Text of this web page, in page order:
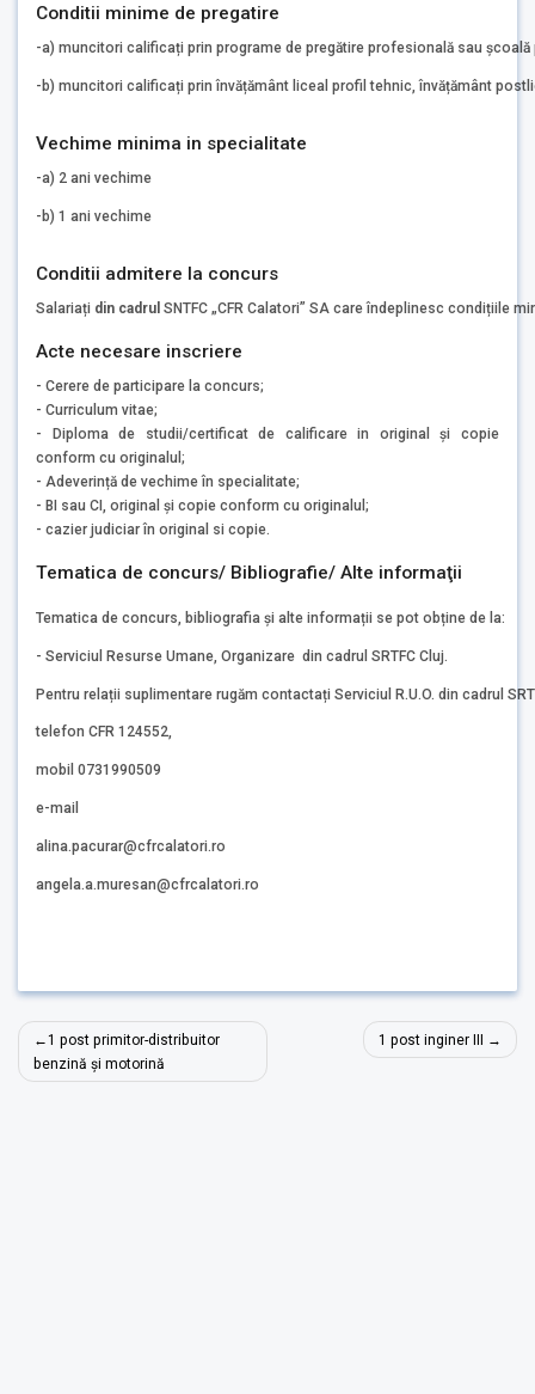
Conditii minime de pregatire
-a) muncitori calificați prin programe de pregătire profesională sau
-b) muncitori calificați prin învățământ liceal profil tehnic, învățământ
Vechime minima in specialitate
-a) 2 ani vechime
-b) 1 ani vechime
Conditii admitere la concurs
Salariați din cadrul SNTFC „CFR Calatori” SA care îndeplinesc condițiile
Acte necesare inscriere
- Cerere de participare la concurs;
- Curriculum vitae;
- Diploma de studii/certificat de calificare in original și copie
conform cu originalul;
- Adeverință de vechime în specialitate;
- BI sau CI, original și copie conform cu originalul;
- cazier judiciar în original si copie.
Tematica de concurs/ Bibliografie/ Alte informaţii
Tematica de concurs, bibliografia și alte informații se pot obține de la:
- Serviciul Resurse Umane, Organizare din cadrul SRTFC Cluj.
Pentru relații suplimentare rugăm contactați Serviciul R.U.O. din cadrul
telefon CFR 124552,
mobil 0731990509
e-mail
alina.pacurar@cfrcalatori.ro
angela.a.muresan@cfrcalatori.ro
Navigare
în
1 post primitor-distribuitor
benzină și motorină
1 post inginer III